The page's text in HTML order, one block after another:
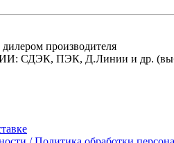
производителя
СДЭК, ПЭК, Д.Линии и др.